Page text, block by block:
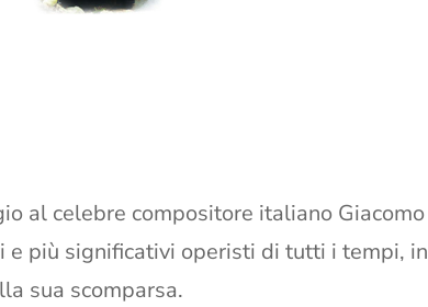
al celebre compositore italiano Giacomo
e più significativi operisti di tutti i tempi, in
sua scomparsa.